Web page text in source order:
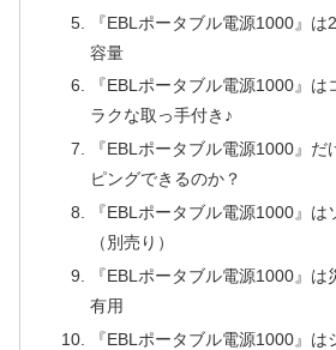
『EBLポータブル電源1000』
容量
『EBLポータブル電源1000』
ラクな取っ手付き♪
『EBLポータブル電源1000』
ピングできるのか？
『EBLポータブル電源1000』
（別売り）
『EBLポータブル電源1000』
有用
『EBLポータブル電源1000』